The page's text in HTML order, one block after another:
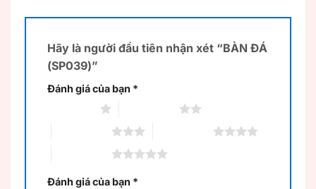
Hãy là người đầu tiên nhận xét “BÀN ĐÁ
(SP039)”
Đánh giá của bạn *
Đánh giá của bạn *